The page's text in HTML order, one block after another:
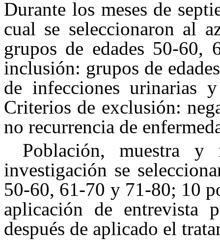
Durante los meses de
cual se seleccionaron al
grupos de edades 50-
inclusión: grupos de
de infecciones urinarias
Criterios de exclusión:
no recurrencia de
Población, muestra y
investigación se
50-60, 61-70 y 71-80; 10
aplicación de entrevista
después de aplicado el